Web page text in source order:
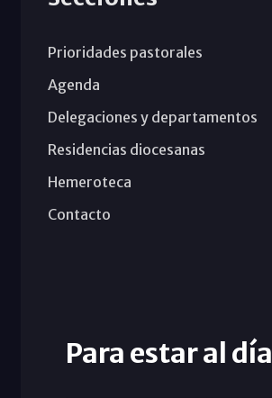
Prioridades pastorales
Agenda
Delegaciones y departamentos
Residencias diocesanas
Hemeroteca
Contacto
Para estar al día